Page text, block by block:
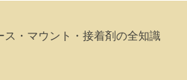
・マウント・接着剤の全知識